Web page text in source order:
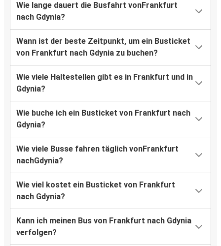
Wie lange dauert die Busfahrt vonFrankfurt
nach Gdynia?
Wann ist der beste Zeitpunkt, um ein Busticket
von Frankfurt nach Gdynia zu buchen?
Wie viele Haltestellen gibt es in Frankfurt und in
Gdynia?
Wie buche ich ein Busticket von Frankfurt nach
Gdynia?
Wie viele Busse fahren täglich vonFrankfurt
nachGdynia?
Wie viel kostet ein Busticket von Frankfurt
nach Gdynia?
Kann ich meinen Bus von Frankfurt nach Gdynia
verfolgen?